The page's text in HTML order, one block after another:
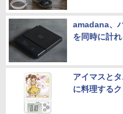
amadana、
を同時に計
アイマスと
に料理する